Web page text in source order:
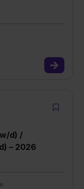
d) /
– 2026